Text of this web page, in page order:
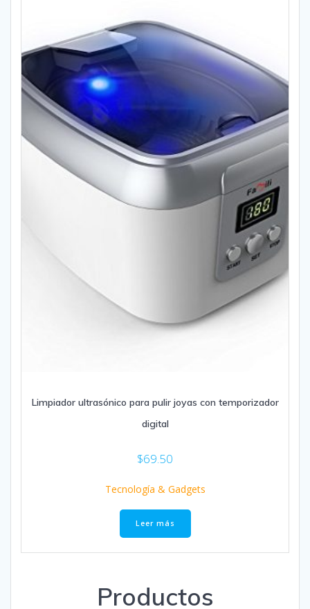
Limpiador ultrasónico para pulir joyas con temporizador
digital
$69.50
Tecnología & Gadgets
Leer más
Productos